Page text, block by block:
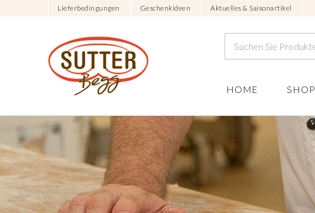
Lieferbedingungen Geschenkideen Aktuelles & Saisonartikel
HOME SHOP